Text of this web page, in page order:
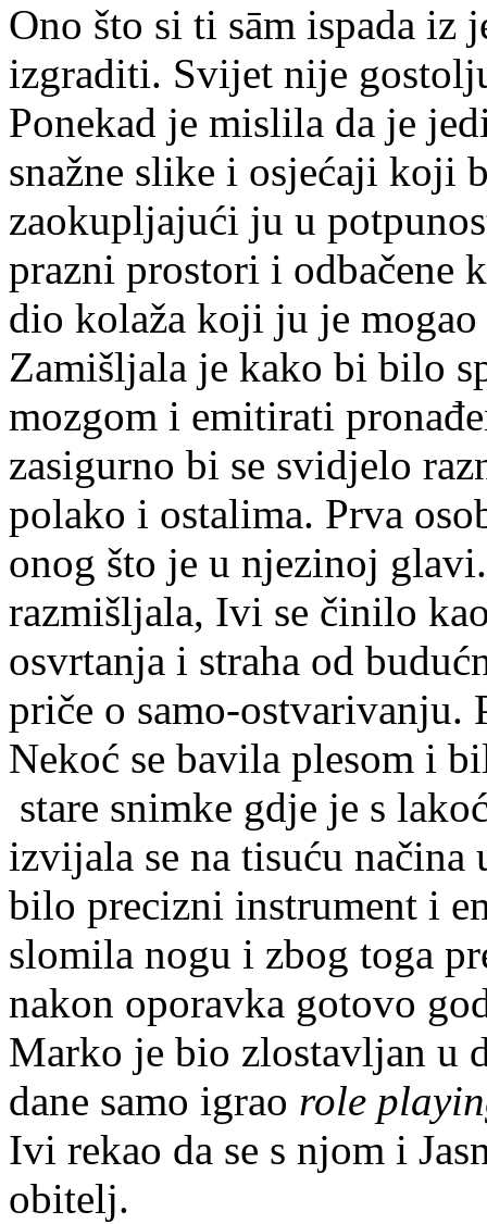
Ono što si ti sām ispada iz
izgraditi. Svijet nije
Ponekad je mislila da je
snažne slike i osjećaji koji
zaokupljajući ju u
prazni prostori i odbačene
dio kolaža koji ju je
Zamišljala je kako bi bilo
mozgom i emitirati
zasigurno bi se svidjelo
polako i ostalima. Prva
onog što je u njezinoj
razmišljala, Ivi se činilo
osvrtanja i straha od
priče o samo-ostvarivanju.
Nekoć se bavila plesom i
stare snimke gdje je s
izvijala se na tisuću
bilo precizni instrument i
slomila nogu i zbog toga
nakon oporavka gotovo
Marko je bio zlostavljan u
dane samo igrao role
Ivi rekao da se s njom i
obitelj.